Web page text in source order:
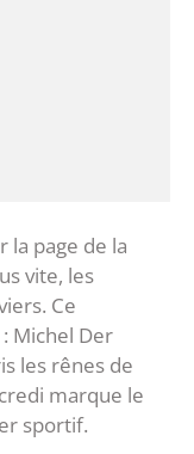
la page de la
vite, les
Ce
Michel Der
les rênes de
marque le
sportif.